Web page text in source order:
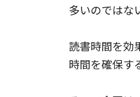
多いのではな
読書時間を効
時間を確保す